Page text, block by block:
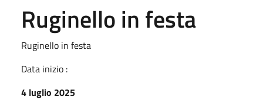
Ruginello in festa
Ruginello in festa
Data inizio :
4 luglio 2025